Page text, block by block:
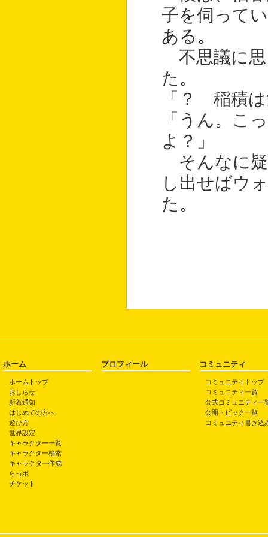
子を伺って
ある。
不思議に思
た。
「？ 稲積
「うん。こ
よ？」
そんなに
し出せばウ
た。
ホーム
ホームトップ
おしらせ
新着通知
はじめての方へ
遊び方
世界設定
キャラクター一覧
キャラクター検索
キャラクター作成
らっポ
チケット
プロフィール コミュニティ
コミュニティトップ
コミュニティ一覧
公式コミュニティ一
公開トピック一覧
コミュニティ書き込